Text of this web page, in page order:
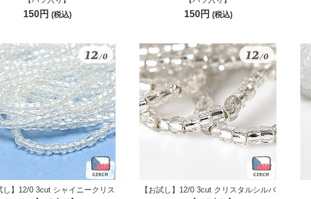
150円 (税込) 150円 (税込)
し】12/0 3cut シャイニークリス
【お試し】12/0 3cut クリスタルシルバ